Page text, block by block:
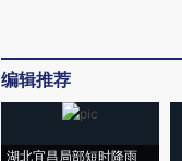
编辑推荐
湖北宜昌局部短时降雨